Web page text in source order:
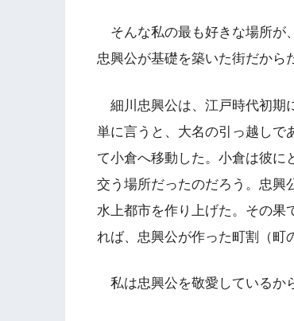
そんな私の最も好きな場所が
忠興公が基礎を築いた街だから
細川忠興公は、江戸時代初期
単に言うと、大名の引っ越しで
て小倉へ移動した。小倉は彼に
交う場所だったのだろう。忠興
水上都市を作り上げた。その果
れば、忠興公が作った町割（町
私は忠興公を敬愛しているか